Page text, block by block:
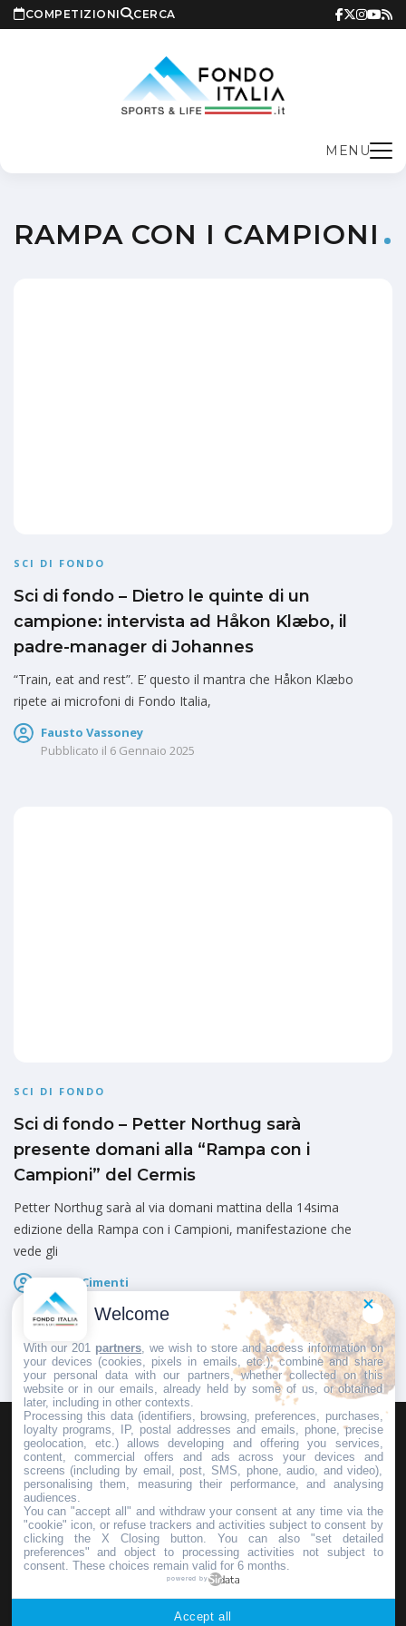
COMPETIZIONI CERCA
MENU
RAMPA CON I CAMPIONI
SCI DI FONDO
Sci di fondo – Dietro le quinte di un
campione: intervista ad Håkon Klæbo, il
padre-manager di Johannes
“Train, eat and rest”. E’ questo il mantra che Håkon Klæbo
ripete ai microfoni di Fondo Italia,
Fausto Vassoney
Pubblicato il 6 Gennaio 2025
SCI DI FONDO
Sci di fondo – Petter Northug sarà
presente domani alla “Rampa con i
Campioni” del Cermis
Petter Northug sarà al via domani mattina della 14sima
edizione della Rampa con i Campioni, manifestazione che
vede gli
Marco Cimenti
Pubblicato il
HOMEPAGEREDAZIONEINVIA UN COMUNICATO STAMPA
PUBBLICITÀSCRIVI AL DIRETTORE
Copyright © 2016 - 2025 ASD Fondo Italia - Partita Iva: IT 03855110049
Welcome
With our 201 partners , we wish to store and access information on
your devices (cookies, pixels in emails, etc.), combine and share
your personal data with our partners, whether collected on this
website or in our emails, already held by some of us, or obtained
later, including in other contexts.
Processing this data (identifiers, browsing, preferences, purchases,
loyalty programs, IP, postal addresses and emails, phone, precise
geolocation, etc.) allows developing and offering you services,
content, commercial offers and ads across your devices and
screens (including by email, post, SMS, phone, audio, and video),
personalising them, measuring their performance, and analysing
audiences.
You can "accept all" and withdraw your consent at any time via the
"cookie" icon, or refuse trackers and activities subject to consent by
clicking the X Closing button. You can also "set detailed
preferences" and object to processing activities not subject to
consent. These choices remain valid for 6 months.
powered by
Accept all